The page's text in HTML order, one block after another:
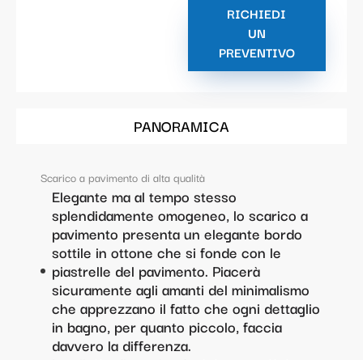
RICHIEDI
UN
PREVENTIVO
PANORAMICA
Scarico a pavimento di alta qualità
Elegante ma al tempo stesso
splendidamente omogeneo, lo scarico a
pavimento presenta un elegante bordo
sottile in ottone che si fonde con le
piastrelle del pavimento. Piacerà
sicuramente agli amanti del minimalismo
che apprezzano il fatto che ogni dettaglio
in bagno, per quanto piccolo, faccia
davvero la differenza.